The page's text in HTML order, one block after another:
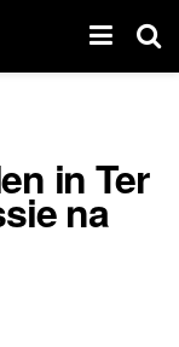
in Ter
na